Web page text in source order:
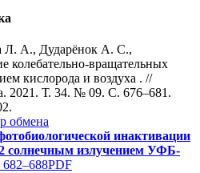
Л. А., Дударёнок А. С.,
колебательно-вращательных
кислорода и воздуха . //
2021. Т. 34. № 09. С. 676–681.
обмена
инактивации
солнечным излучением УФБ-
PDF